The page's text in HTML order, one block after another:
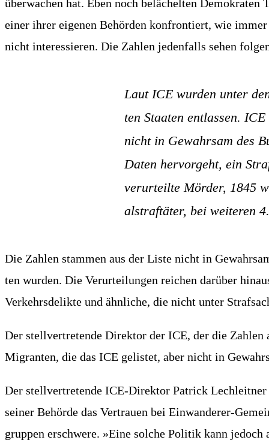
über­wa­chen hat. Eben noch belä­chel­ten
einer ihrer eige­nen Behör­den kon­fron­tiert, wie
nicht inter­es­sie­ren. Die Zah­len jeden­falls sehen
Laut ICE wur­den unter
ten Staa­ten ent­las­sen.
nicht in Gewahr­sam des
Daten her­vor­geht, ein
ver­ur­teil­te Mör­der, 1845
al­straf­tä­ter, bei wei­te­ren
Die Zah­len stam­men aus der Lis­te nicht in
ten wur­den. Die Ver­ur­tei­lun­gen rei­chen dar­über
Ver­kehrs­de­lik­te und ähn­li­che, die nicht unter
Der stell­ver­tre­ten­de Direk­tor der ICE, der die Zah­len
Migran­ten, die das ICE gelis­tet, aber nicht in
Der stell­ver­tre­ten­de ICE-Direk­tor Patrick Lech­leit­ner
sei­ner Behör­de das Ver­trau­en bei Ein­wan­de­rer-
grup­pen erschwe­re. »Eine sol­che Poli­tik kann